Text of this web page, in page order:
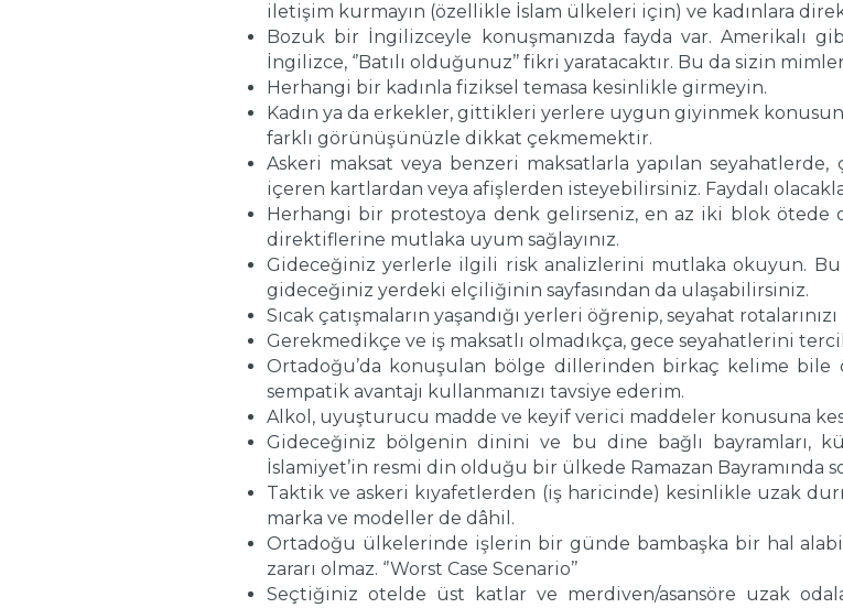
iletişim kurmayın (özellikle İslam ülkeleri için) ve kadınlara
Bozuk bir İngilizceyle konuşmanızda fayda var. Amerikalı
İngilizce, ‘’Batılı olduğunuz’’ fikri yaratacaktır. Bu da sizin
Herhangi bir kadınla fiziksel temasa kesinlikle girmeyin.
Kadın ya da erkekler, gittikleri yerlere uygun giyinmek
farklı görünüşünüzle dikkat çekmemektir.
Askeri maksat veya benzeri maksatlarla yapılan seyahatlerde,
içeren kartlardan veya afişlerden isteyebilirsiniz. Faydalı
Herhangi bir protestoya denk gelirseniz, en az iki blok ötede
direktiflerine mutlaka uyum sağlayınız.
Gideceğiniz yerlerle ilgili risk analizlerini mutlaka okuyun. Bu
gideceğiniz yerdeki elçiliğinin sayfasından da ulaşabilirsiniz.
Sıcak çatışmaların yaşandığı yerleri öğrenip, seyahat
Gerekmedikçe ve iş maksatlı olmadıkça, gece seyahatlerini
Ortadoğu’da konuşulan bölge dillerinden birkaç kelime bile
sempatik avantajı kullanmanızı tavsiye ederim.
Alkol, uyuşturucu madde ve keyif verici maddeler konusuna
Gideceğiniz bölgenin dinini ve bu dine bağlı bayramları,
İslamiyet’in resmi din olduğu bir ülkede Ramazan
Taktik ve askeri kıyafetlerden (iş haricinde) kesinlikle uzak
marka ve modeller de dâhil.
Ortadoğu ülkelerinde işlerin bir günde bambaşka bir hal
zararı olmaz. ‘’Worst Case Scenario’’
Seçtiğiniz otelde üst katlar ve merdiven/asansöre uzak